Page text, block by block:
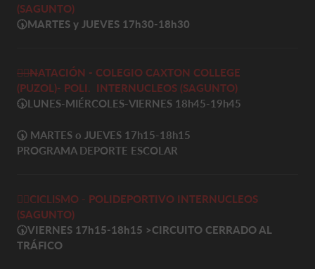
(SAGUNTO)
🕠MARTES y JUEVES 17h30-18h30
🏊‍♀️NATACIÓN - COLEGIO CAXTON COLLEGE
(PUZOL)- POLI. INTERNUCLEOS (SAGUNTO)
🕠LUNES-MIÉRCOLES-VIERNES 18h45-19h45
🕠 MARTES o JUEVES 17h15-18h15
PROGRAMA DEPORTE ESCOLAR
🚴‍♀️CICLISMO - POLIDEPORTIVO INTERNUCLEOS
(SAGUNTO)
🕠VIERNES 17h15-18h15 >CIRCUITO CERRADO AL
TRÁFICO